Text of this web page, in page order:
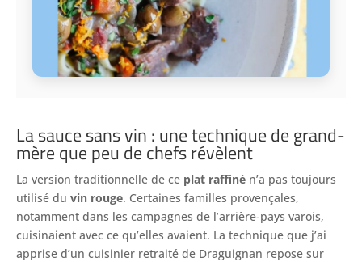
La sauce sans vin : une technique de grand-
mère que peu de chefs révèlent
La version traditionnelle de ce plat raffiné n’a pas toujours
utilisé du vin rouge. Certaines familles provençales,
notamment dans les campagnes de l’arrière-pays varois,
cuisinaient avec ce qu’elles avaient. La technique que j’ai
apprise d’un cuisinier retraité de Draguignan repose sur